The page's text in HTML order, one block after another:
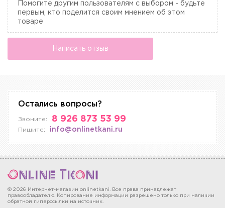
Помогите другим пользователям с выбором - будьте
первым, кто поделится своим мнением об этом
товаре
Написать отзыв
Остались вопросы?
Звоните: 8 926 873 53 99
Пишите: info@onlinetkani.ru
© 2026 Интернет-магазин onlinetkani. Все права принадлежат
правообладателю. Копирование информации разрешено только при наличии
обратной гиперссылки на источник.